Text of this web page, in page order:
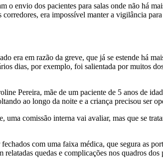
envio dos pacientes para salas onde não há
era impossível manter a vigilância
era em razão da greve, que já se estende há
dias, por exemplo, foi salientada por muitos
Pereira, mãe de um paciente de 5 anos de
ao longo da noite e a criança precisou ser
comissão interna vai avaliar, mas que se
com uma faixa médica, que segura as
quedas e complicações nos quadros dos